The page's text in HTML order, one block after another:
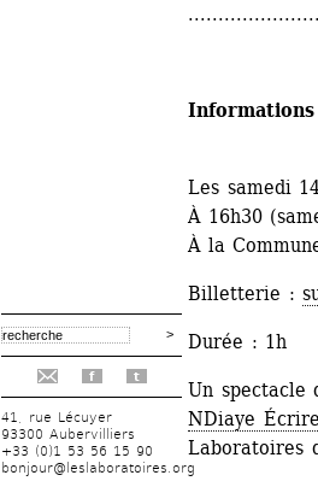
f t
41, rue Lécuyer
93300 Aubervilliers
+33 (0)1 53 56 15 90
bonjour@leslaboratoires.org
Les samedi
À 16h30
À la
Billetterie :
Durée : 1h
Un spectacle
NDiaye
Laboratoires